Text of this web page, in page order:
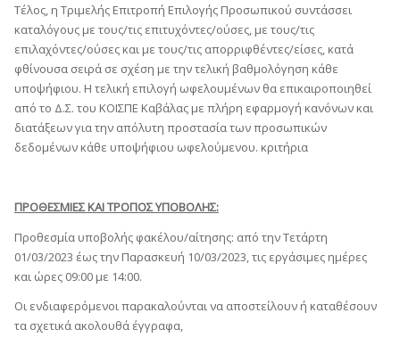
Τέλος, η Τριμελής Επιτροπή Επιλογής Προσωπικού συντάσσει
καταλόγους με τους/τις επιτυχόντες/ούσες, με τους/τις
επιλαχόντες/ούσες και με τους/τις απορριφθέντες/είσες, κατά
φθίνουσα σειρά σε σχέση με την τελική βαθμολόγηση κάθε
υποψήφιου. Η τελική επιλογή ωφελουμένων θα επικαιροποιηθεί
από το Δ.Σ. του ΚΟΙΣΠΕ Καβάλας με πλήρη εφαρμογή κανόνων και
διατάξεων για την απόλυτη προστασία των προσωπικών
δεδομένων κάθε υποψήφιου ωφελούμενου. κριτήρια
ΠΡΟΘΕΣΜΙΕΣ ΚΑΙ ΤΡΟΠΟΣ ΥΠΟΒΟΛΗΣ:
Προθεσμία υποβολής φακέλου/αίτησης: από την Τετάρτη
01/03/2023 έως την Παρασκευή 10/03/2023, τις εργάσιμες ημέρες
και ώρες 09:00 με 14:00.
Οι ενδιαφερόμενοι παρακαλούνται να αποστείλουν ή καταθέσουν
τα σχετικά ακολουθά έγγραφα,